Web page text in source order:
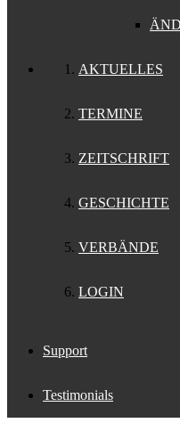
AKTUELLES
TERMINE
ZEITSCHRIFT
GESCHICHTE
VERBÄNDE
LOGIN
Support
Testimonials